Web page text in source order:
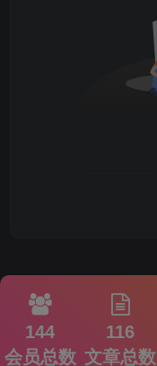
144
会员总数
116
文章总数